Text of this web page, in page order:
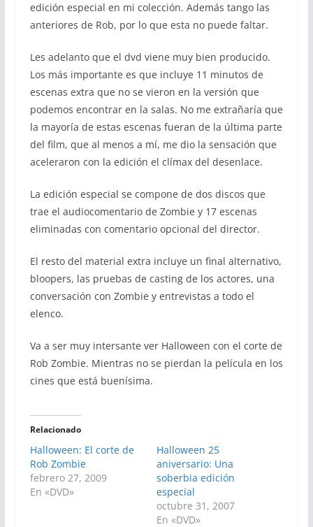
edición especial en mi colección. Además tango las
anteriores de Rob, por lo que esta no puede faltar.
Les adelanto que el dvd viene muy bien producido.
Los más importante es que incluye 11 minutos de
escenas extra que no se vieron en la versión que
podemos encontrar en la salas. No me extrañaría que
la mayoría de estas escenas fueran de la última parte
del film, que al menos a mí, me dio la sensación que
aceleraron con la edición el clímax del desenlace.
La edición especial se compone de dos discos que
trae el audiocomentario de Zombie y 17 escenas
eliminadas con comentario opcional del director.
El resto del material extra incluye un final alternativo,
bloopers, las pruebas de casting de los actores, una
conversación con Zombie y entrevistas a todo el
elenco.
Va a ser muy intersante ver Halloween con el corte de
Rob Zombie. Mientras no se pierdan la película en los
cines que está buenísima.
Relacionado
Halloween: El corte de
Rob Zombie
febrero 27, 2009
En «DVD»
Halloween 25
aniversario: Una
soberbia edición
especial
octubre 31, 2007
En «DVD»